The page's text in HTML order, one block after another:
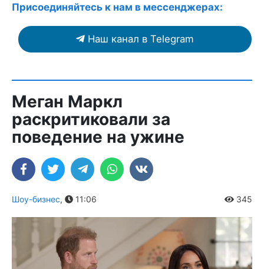
Присоединяйтесь к нам в мессенджерах:
Наш канал в Telegram
Меган Маркл
раскритиковали за
поведение на ужине
Шоу-бизнес, 11:06 345